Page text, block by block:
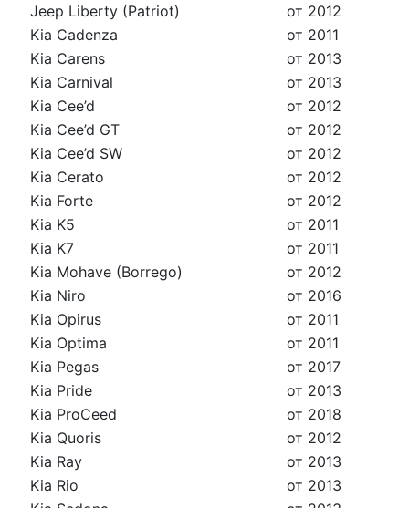
Jeep Liberty (Patriot)
от 2012
Kia Cadenza
от 2011
Kia Carens
от 2013
Kia Carnival
от 2013
Kia Cee’d
от 2012
Kia Cee’d GT
от 2012
Kia Cee’d SW
от 2012
Kia Cerato
от 2012
Kia Forte
от 2012
Kia K5
от 2011
Kia K7
от 2011
Kia Mohave (Borrego)
от 2012
Kia Niro
от 2016
Kia Opirus
от 2011
Kia Optima
от 2011
Kia Pegas
от 2017
Kia Pride
от 2013
Kia ProCeed
от 2018
Kia Quoris
от 2012
Kia Ray
от 2013
Kia Rio
от 2013